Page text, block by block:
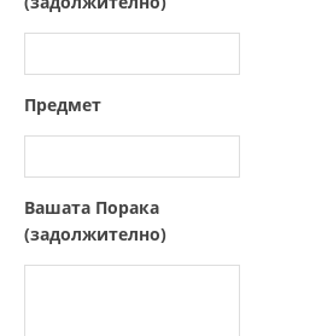
Предмет
Вашата Порака
(задолжително)